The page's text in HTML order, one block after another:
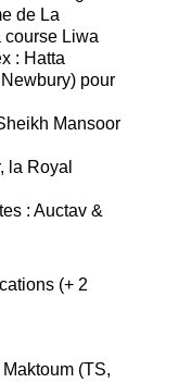
de La
course Liwa
: Hatta
pour
Mansoor
la Royal
: Auctav &
(+ 2
(TS,